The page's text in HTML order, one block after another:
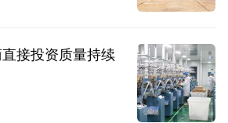
接投资质量持续